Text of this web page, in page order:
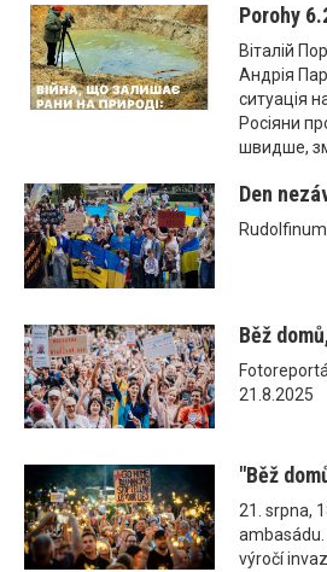
Porohy
Віталій
Андрія
ситуація
Росіяни
швидше,
Den
Běž
21.8.2025
"Běž
21. srpna,
výročí